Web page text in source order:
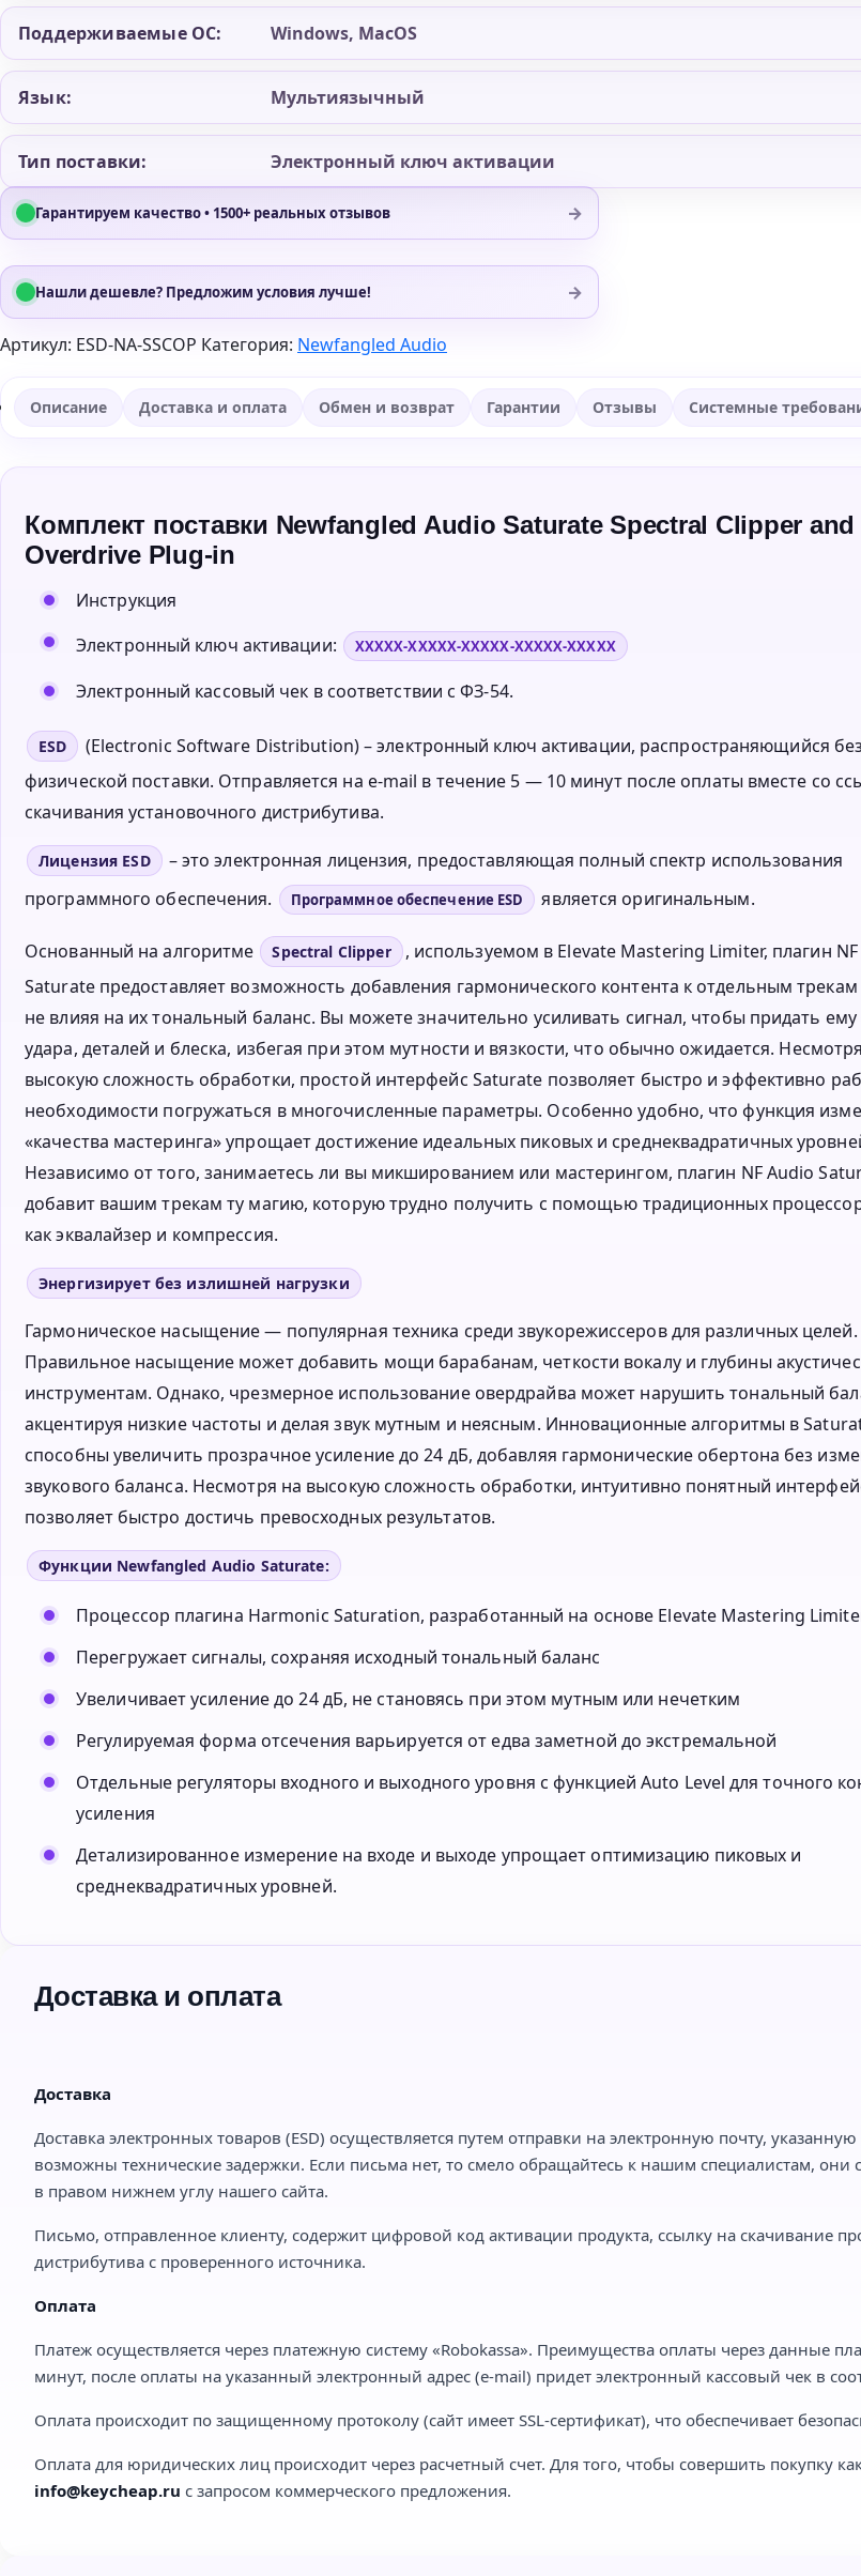
Поддерживаемые ОС: Windows, MacOS
Язык: Мультиязычный
Тип поставки: Электронный ключ активации
Гарантируем качество • 1500+ реальных отзывов →
Нашли дешевле? Предложим условия лучше! →
Артикул: ESD-NA-SSCOP Категория: Newfangled Audio
Описание Доставка и оплата Обмен и возврат Гарантии Отзывы Системные
Комплект поставки Newfangled Audio Saturate Spectral Clipper and
Overdrive Plug-in
Инструкция
Электронный ключ активации:
XXXXX-XXXXX-XXXXX-XXXXX-XXXXX
Электронный кассовый чек в соответствии с ФЗ-54.
ESD
(Electronic Software Distribution) – электронный ключ активации, распространяющийся без
физической поставки. Отправляется на e-mail в течение 5 — 10 минут после оплаты вместе со
скачивания установочного дистрибутива.
Лицензия ESD
– это электронная лицензия, предоставляющая полный спектр использования
программного обеспечения.
Программное обеспечение ESD является оригинальным.
Основанный на алгоритме Spectral Clipper
, используемом в Elevate Mastering Limiter, плагин
Saturate предоставляет возможность добавления гармонического контента к отдельным
не влияя на их тональный баланс. Вы можете значительно усиливать сигнал, чтобы придать
удара, деталей и блеска, избегая при этом мутности и вязкости, что обычно ожидается.
высокую сложность обработки, простой интерфейс Saturate позволяет быстро и эффективно
необходимости погружаться в многочисленные параметры. Особенно удобно, что функция
«качества мастеринга» упрощает достижение идеальных пиковых и среднеквадратичных
Независимо от того, занимаетесь ли вы микшированием или мастерингом, плагин NF Audio
добавит вашим трекам ту магию, которую трудно получить с помощью традиционных
как эквалайзер и компрессия.
Энергизирует без излишней нагрузки
Гармоническое насыщение — популярная техника среди звукорежиссеров для различных целей.
Правильное насыщение может добавить мощи барабанам, четкости вокалу и глубины
инструментам. Однако, чрезмерное использование овердрайва может нарушить тональный
акцентируя низкие частоты и делая звук мутным и неясным. Инновационные алгоритмы в
способны увеличить прозрачное усиление до 24 дБ, добавляя гармонические обертона без
звукового баланса. Несмотря на высокую сложность обработки, интуитивно понятный
позволяет быстро достичь превосходных результатов.
Функции Newfangled Audio Saturate:
Процессор плагина Harmonic Saturation, разработанный на основе Elevate Mastering
Перегружает сигналы, сохраняя исходный тональный баланс
Увеличивает усиление до 24 дБ, не становясь при этом мутным или нечетким
Регулируемая форма отсечения варьируется от едва заметной до экстремальной
Отдельные регуляторы входного и выходного уровня с функцией Auto Level для точного
усиления
Детализированное измерение на входе и выходе упрощает оптимизацию пиковых и
среднеквадратичных уровней.
Доставка и оплата
Доставка
Доставка электронных товаров (ESD) осуществляется путем отправки на электронную почту,
возможны технические задержки. Если письма нет, то смело обращайтесь к нашим специалистам, они
в правом нижнем углу нашего сайта.
Письмо, отправленное клиенту, содержит цифровой код активации продукта, ссылку на скачивание
дистрибутива с проверенного источника.
Оплата
Платеж осуществляется через платежную систему «Robokassa». Преимущества оплаты через данные
минут, после оплаты на указанный электронный адрес (e-mail) придет электронный кассовый чек в
Оплата происходит по защищенному протоколу (сайт имеет SSL-сертификат), что обеспечивает
Оплата для юридических лиц происходит через расчетный счет. Для того, чтобы совершить покупку
info@keycheap.ru с запросом коммерческого предложения.